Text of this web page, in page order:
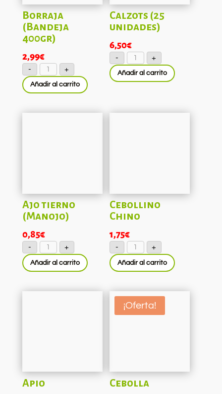
Borraja
(Bandeja
400gr)
2,99€
-
Borraja
(Bandeja
400gr)
cantidad
+
Añadir al carrito
Calzots (25
unidades)
6,50€
-
Calzots
unidades)
cantidad
+
Añadir al carrito
Ajo tierno
(Manojo)
0,85€
-
Ajo
tierno
(Manojo)
cantidad
+
Añadir al carrito
Cebollino
Chino
1,75€
-
Cebollino
Chino
cantidad
+
Añadir al carrito
Apio
¡Oferta!
Cebolla